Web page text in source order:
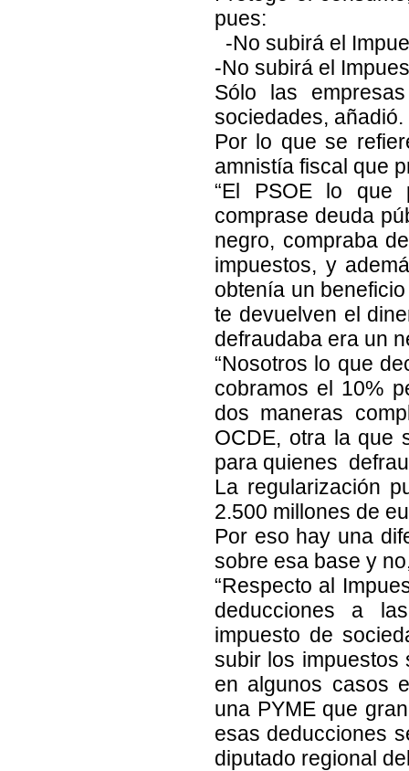
pues:
-No subirá el
-No subirá el
Sólo las
sociedades, añadió.
Por lo que se
amnistía fiscal que
“El PSOE lo que
comprase deuda
negro, compraba
impuestos, y
obtenía un
te devuelven el
defraudaba era un
“Nosotros lo que
cobramos el 10%
dos maneras
OCDE, otra la que
para quienes
La regularización
2.500 millones de
Por eso hay una
sobre esa base y
“Respecto al
deducciones a
impuesto de
subir los
en algunos casos
una PYME que
esas deducciones
diputado regional